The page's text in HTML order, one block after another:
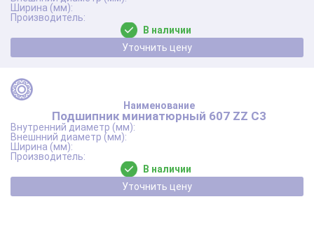
В наличии
Уточнить цену
Подшипник миниатюрный 607 ZZ C3
В наличии
Уточнить цену